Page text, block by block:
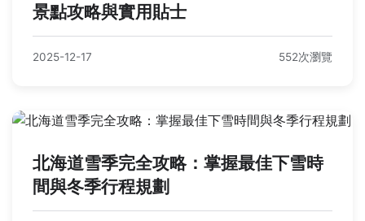
景點攻略與實用貼士
2025-12-17 552次瀏覽
北海道雪季完全攻略：掌握最佳下雪時
間與冬季行程規劃